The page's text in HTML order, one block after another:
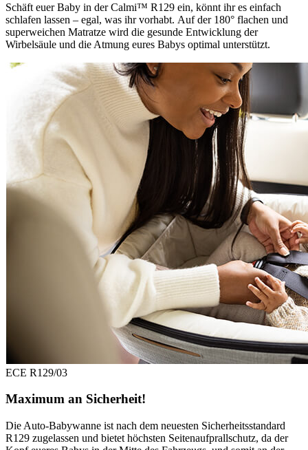
Schäft euer Baby in der Calmi™ R129 ein, könnt ihr es einfach
schlafen lassen – egal, was ihr vorhabt. Auf der 180° flachen und
superweichen Matratze wird die gesunde Entwicklung der
Wirbelsäule und die Atmung eures Babys optimal unterstützt.
ECE R129/03
Maximum an Sicherheit!
Die Auto-Babywanne ist nach dem neuesten Sicherheitsstandard
R129 zugelassen und bietet höchsten Seitenaufprallschutz, da der